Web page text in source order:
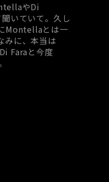
やDi
いていて。久し
Montellaとは一
みに、本当は
Faraと今度